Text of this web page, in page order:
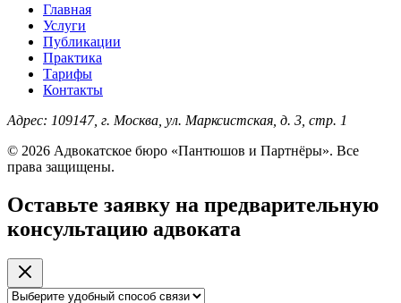
Главная
Услуги
Публикации
Практика
Тарифы
Контакты
Адрес: 109147, г. Москва, ул. Марксистская, д. 3, стр. 1
© 2026 Адвокатское бюро «Пантюшов и Партнёры». Все
права защищены.
Оставьте заявку на предварительную
консультацию адвоката